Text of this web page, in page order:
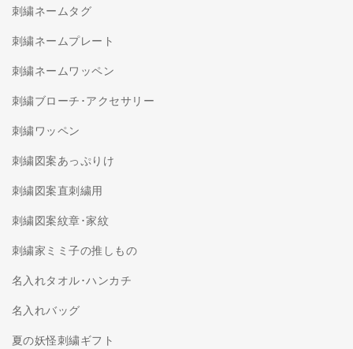
刺繍ネームタグ
刺繍ネームプレート
刺繍ネームワッペン
刺繍ブローチ･アクセサリー
刺繍ワッペン
刺繍図案あっぷりけ
刺繍図案直刺繍用
刺繍図案紋章･家紋
刺繍家ミミ子の推しもの
名入れタオル･ハンカチ
名入れバッグ
夏の妖怪刺繍ギフト